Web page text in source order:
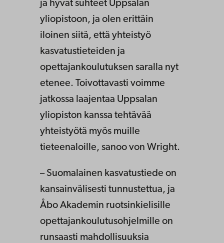
ja hyvät suhteet Uppsalan
yliopistoon, ja olen erittäin
iloinen siitä, että yhteistyö
kasvatustieteiden ja
opettajankoulutuksen saralla nyt
etenee. Toivottavasti voimme
jatkossa laajentaa Uppsalan
yliopiston kanssa tehtävää
yhteistyötä myös muille
tieteenaloille, sanoo von Wright.
– Suomalainen kasvatustiede on
kansainvälisesti tunnustettua, ja
Åbo Akademin ruotsinkielisille
opettajankoulutusohjelmille on
runsaasti mahdollisuuksia